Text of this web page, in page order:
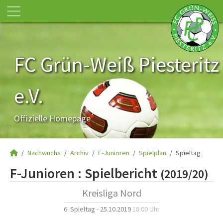
FC Grün-Weiß Piesteritz
e.V.
Offizielle Homepage
Nachwuchs Archiv F-Junioren Spielplan Spieltag
F-Junioren : Spielbericht (2019/20)
Kreisliga Nord
6. Spieltag - 25.10.2019 18:00 Uhr